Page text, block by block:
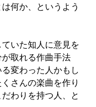
何か、というよう
いた知人に意見を
取れる作曲手法
変わった人かもし
さんの楽曲を作り
わりを持つ人、と